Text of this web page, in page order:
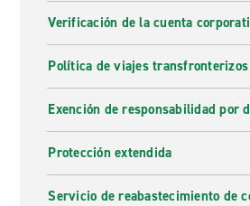
Verificación de la cuenta
Política de viajes transfronterizos
Exención de responsabilidad por
Protección extendida
Servicio de reabastecimiento de